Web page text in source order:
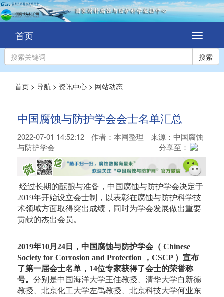
切
换
导
航
首页
搜索
首页 > 导航 > 资讯中心 > 网站动态
中国腐蚀与防护学会会士名单汇总
2022-07-01 14:52:12 作者： 本网整理
来源：中国腐蚀
与防护学会
分享至：
经过长期的酝酿与准备，中国腐蚀与防护学会决定于
2019年开始设立会士制，以表彰在腐蚀与防护科学技
术领域方面取得突出成绩，同时为学会发展做出重要
贡献的杰出会员。
2019年10月24日，中国腐蚀与防护学会（ Chinese
Society for Corrosion and Protection ，CSCP ）宣布
了第一届会士名单，14位专家获得了会士的荣誉称
号。 分别是中国海洋大学王佳教授、清华大学白新德
教授、北京化工大学左禹教授、北京科技大学何业东